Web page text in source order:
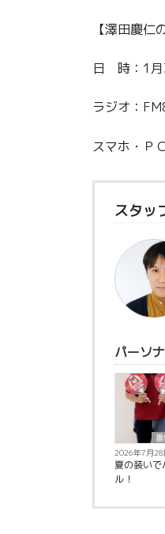
【澤田慶仁
日 時：1月
ラジオ：
スマホ・Ｐ
スタッ
パーソ
2026年7月28
夏の装い
ル！